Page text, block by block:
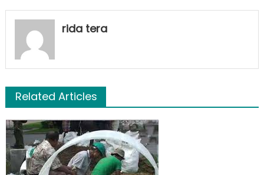
rida tera
Related Articles